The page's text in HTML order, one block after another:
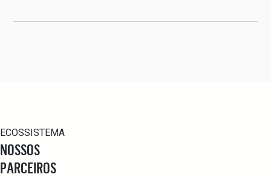
ECOSSISTEMA
NOSSOS
PARCEIROS